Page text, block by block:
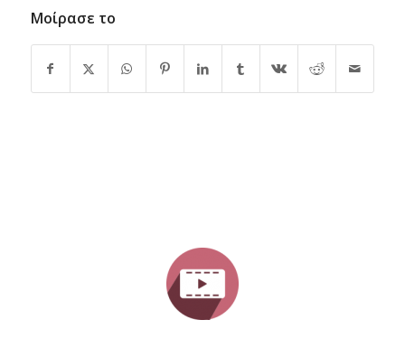
Μοίρασε το